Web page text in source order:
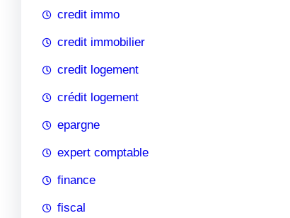
credit immo
credit immobilier
credit logement
crédit logement
epargne
expert comptable
finance
fiscal